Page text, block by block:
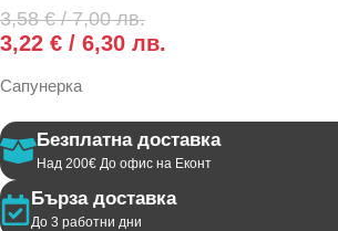
3,58€/ 7,00 лв.
3,22 € / 6,30 лв.
Сапунерка
Безплатна доставка
Над 200€ До офис на Еконт
Бърза доставка
До 3 работни дни